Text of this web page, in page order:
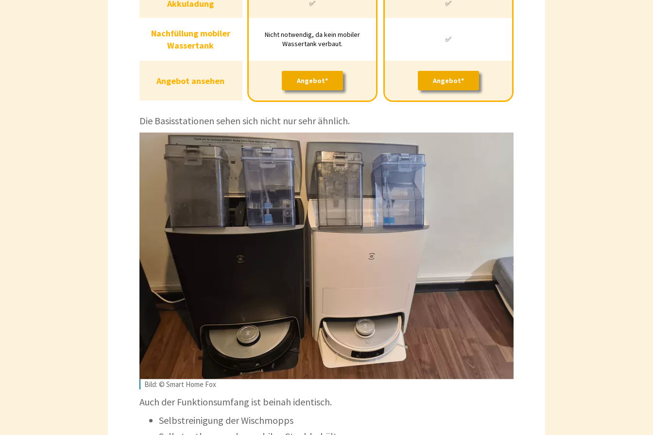
Akkuladung
Nachfüllung mobiler
Wassertank
Nicht notwendig, da kein mobiler Wassertank
verbaut.
Angebot ansehen Angebot* Angebot*
✅
Nicht notwendig, da kein mobiler
Wassertank verbaut.
Angebot*
✅
✅
Angebot*
Akkuladung
Nachfüllung mobiler
Wassertank
Angebot ansehen
Die Basisstationen sehen sich nicht nur sehr ähnlich.
Bild: © Smart Home Fox
Auch der Funktionsumfang ist beinah identisch.
Selbstreinigung der Wischmopps